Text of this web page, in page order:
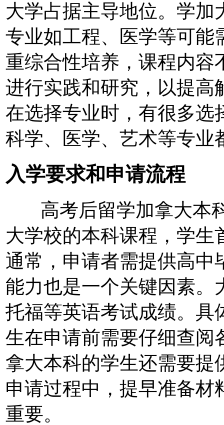
大学占据主导地位。学加
专业如工程、医学等可能
重综合性培养，课程内容
进行实践和研究，以提高
在选择专业时，有很多选
科学、医学、艺术等专业
入学要求和申请流程
高考后留学加拿大本
大学校的本科课程，学生
通常，申请者需提供高中
能力也是一个关键因素。
托福等英语考试成绩。具
生在申请前需要仔细查阅
拿大本科的学生还需要提
申请过程中，提早准备材
重要。